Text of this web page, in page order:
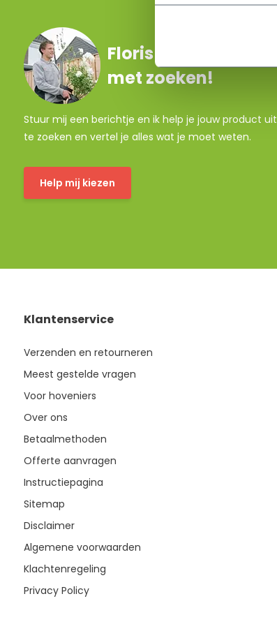
Floris helpt je graag
met zoeken!
Stuur mij een berichtje en ik help je jouw product uit
te zoeken en vertel je alles wat je moet weten.
Help mij kiezen
Klantenservice
Verzenden en retourneren
Meest gestelde vragen
Voor hoveniers
Over ons
Betaalmethoden
Offerte aanvragen
Instructiepagina
Sitemap
Disclaimer
Algemene voorwaarden
Klachtenregeling
Privacy Policy